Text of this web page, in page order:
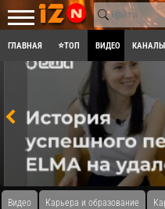
ГЛАВНАЯ ⭐ТОП ВИДЕО КАНАЛЫ
Видео Карьера и образование